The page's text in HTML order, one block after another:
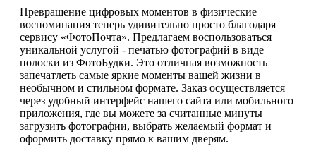
Превращение цифровых моментов в физические
воспоминания теперь удивительно просто благодаря
сервису «ФотоПочта». Предлагаем воспользоваться
уникальной услугой - печатью фотографий в виде
полоски из ФотоБудки. Это отличная возможность
запечатлеть самые яркие моменты вашей жизни в
необычном и стильном формате. Заказ осуществляется
через удобный интерфейс нашего сайта или мобильного
приложения, где вы можете за считанные минуты
загрузить фотографии, выбрать желаемый формат и
оформить доставку прямо к вашим дверям.